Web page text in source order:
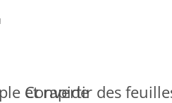
et rapide
Convertir des